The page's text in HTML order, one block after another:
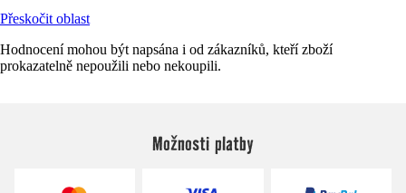
Přeskočit oblast
Hodnocení mohou být napsána i od zákazníků, kteří zboží
prokazatelně nepoužili nebo nekoupili.
Možnosti platby